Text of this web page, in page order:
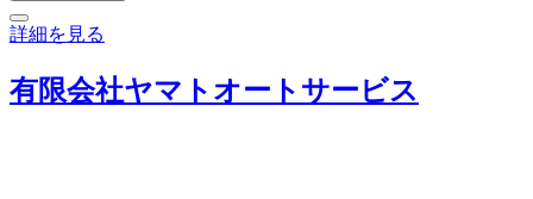
詳細を見る
有限会社ヤマトオートサービス